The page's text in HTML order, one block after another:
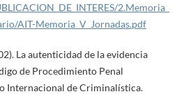
2.Memoria_
AIT-Memoria_V_Jornadas.pdf
La autenticidad de la evidencia
de Procedimiento Penal
Internacional de Criminalística.